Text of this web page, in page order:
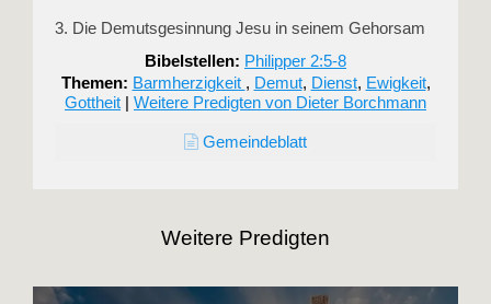
3. Die Demutsgesinnung Jesu in seinem Gehorsam
Bibelstellen: Philipper 2:5-8
Themen: Barmherzigkeit , Demut, Dienst, Ewigkeit,
Gottheit | Weitere Predigten von Dieter Borchmann
Gemeindeblatt
Weitere Predigten